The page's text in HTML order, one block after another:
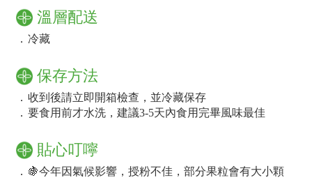
溫層配送
． 冷藏
保存方法
． 收到後請立即開箱檢查，並冷藏保存
． 要食用前才水洗，建議3-5天內食用完畢風味最佳
貼心叮嚀
． 🍇今年因氣候影響，授粉不佳，部分果粒會有大小顆